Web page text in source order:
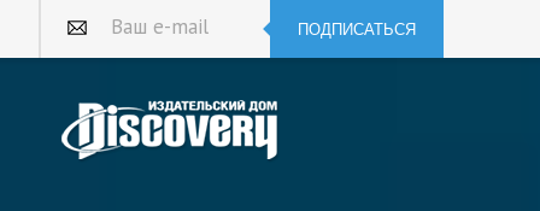
Ваш e-mail ПОДПИСАТЬСЯ